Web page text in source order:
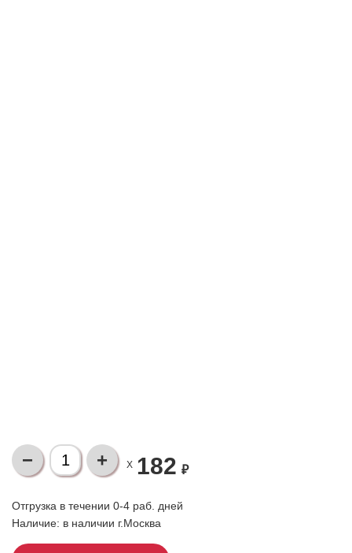
X 182 ₽
Отгрузка в течении 0-4 раб. дней
Наличие: в наличии г.Москва